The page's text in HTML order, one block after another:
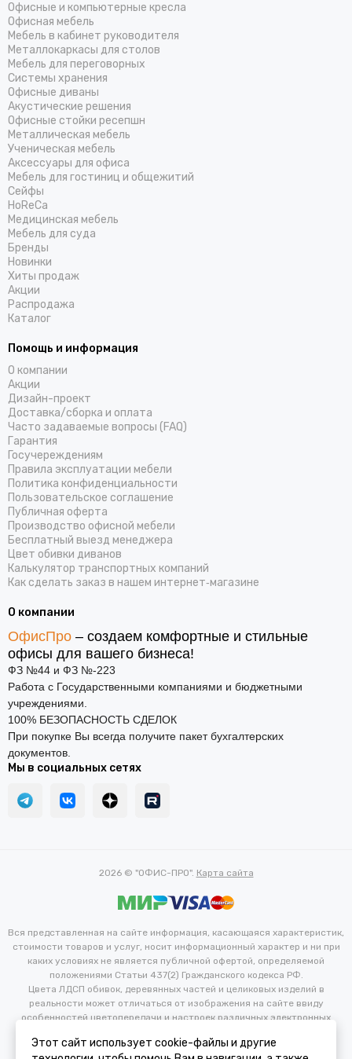
Офисные и компьютерные кресла
Офисная мебель
Мебель в кабинет руководителя
Металлокаркасы для столов
Мебель для переговорных
Системы хранения
Офисные диваны
Акустические решения
Офисные стойки ресепшн
Металлическая мебель
Ученическая мебель
Аксессуары для офиса
Мебель для гостиниц и общежитий
Cейфы
HoReCa
Медицинская мебель
Мебель для суда
Бренды
Новинки
Хиты продаж
Акции
Распродажа
Каталог
Помощь и информация
О компании
Акции
Дизайн-проект
Доставка/cборка и оплата
Часто задаваемые вопросы (FAQ)
Гарантия
Госучереждениям
Правила эксплуатации мебели
Политика конфиденциальности
Пользовательское соглашение
Публичная оферта
Производство офисной мебели
Бесплатный выезд менеджера
Цвет обивки диванов
Калькулятор транспортных компаний
Как сделать заказ в нашем интернет‑магазине
О компании
ОфисПро – создаем комфортные и стильные
офисы для вашего бизнеса!
ФЗ №44 и ФЗ №-223
Работа с Государственными компаниями и бюджетными
учреждениями.
100% БЕЗОПАСНОСТЬ СДЕЛОК
При покупке Вы всегда получите пакет бухгалтерских
документов.
Мы в социальных сетях
2026 © "ОФИС-ПРО". Карта сайта
Вся представленная на сайте информация, касающаяся характеристик,
стоимости товаров и услуг, носит информационный характер и ни при
каких условиях не является публичной офертой, определяемой
положениями Статьи 437(2) Гражданского кодекса РФ.
Цвета ЛДСП обивок, деревянных частей и целиковых изделий в
реальности может отличаться от изображения на сайте ввиду
особенностей цветопередачи и настроек различных электронных
изменения в технические и иные характеристики изделий для
Этот сайт использует cookie-файлы и другие